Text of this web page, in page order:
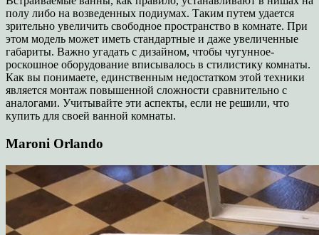
полу либо на возведенных подиумах. Таким путем удается
зрительно увеличить свободное пространство в комнате. При
этом модель может иметь стандартные и даже увеличенные
габариты. Важно угадать с дизайном, чтобы чугунное-
роскошное оборудование вписывалось в стилистику комнаты.
Как вы понимаете, единственным недостатком этой техники
является монтаж повышенной сложности сравнительно с
аналогами. Учитывайте эти аспекты, если не решили, что
купить для своей ванной комнаты.
Maroni Orlando